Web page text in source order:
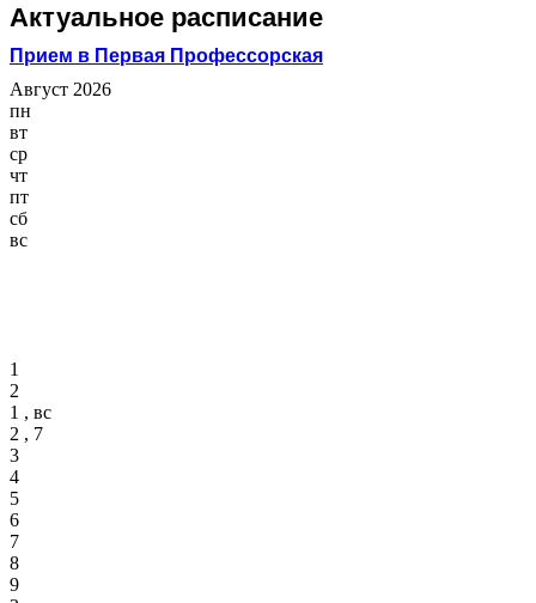
Актуальное расписание
Прием в Первая Профессорская
Август 2026
пн
вт
ср
чт
пт
сб
вс
1
2
1 , вс
2 , 7
3
4
5
6
7
8
9